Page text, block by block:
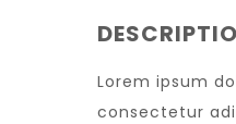
Lorem ipsum
consectetur